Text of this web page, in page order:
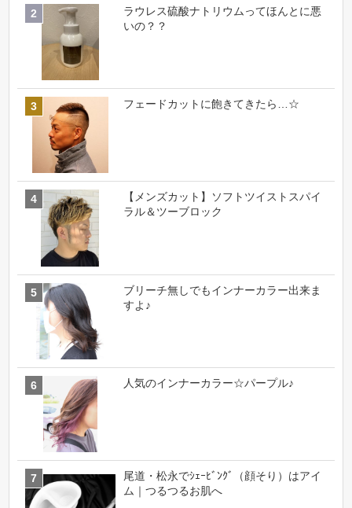
ラウレス硫酸ナトリウムってほんとに悪
いの？？
フェードカットに飽きてきたら…☆
【メンズカット】ソフトツイストスパイ
ラル＆ツーブロック
ブリーチ無しでもインナーカラー出来ま
すよ♪
人気のインナーカラー☆パープル♪
尾道・松永でｼｪｰﾋﾞﾝｸﾞ（顔そり）はアイ
ム｜つるつるお肌へ